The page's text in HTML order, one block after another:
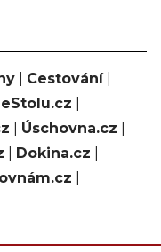
Cestování|
Úschovna.cz
Dokina.cz